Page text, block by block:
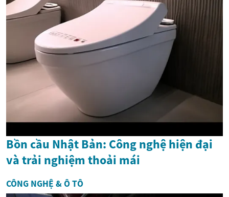
Bồn cầu Nhật Bản: Công nghệ hiện đại
và trải nghiệm thoải mái
CÔNG NGHỆ & Ô TÔ